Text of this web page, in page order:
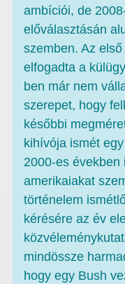
ambíciói, de
előválasztásán
szemben. Az
elfogadta a
ben már nem
szerepet, hogy
későbbi
kihívója ismét
2000-es években
amerikaiakat
történelem
kérésére az év
mindössze
hogy egy Bush